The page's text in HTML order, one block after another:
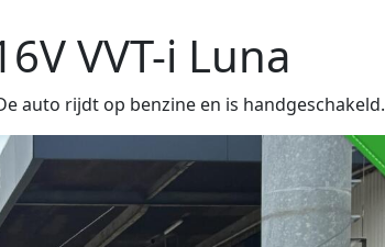
VVT-i Luna
De auto rijdt op benzine en is handgeschakeld.